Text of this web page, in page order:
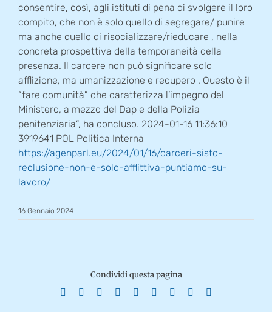
consentire, così, agli istituti di pena di svolgere il loro
compito, che non è solo quello di segregare/ punire
ma anche quello di risocializzare/rieducare , nella
concreta prospettiva della temporaneità della
presenza. Il carcere non può significare solo
afflizione, ma umanizzazione e recupero . Questo è il
“fare comunità” che caratterizza l’impegno del
Ministero, a mezzo del Dap e della Polizia
penitenziaria”, ha concluso. 2024-01-16 11:36:10
3919641 POL Politica Interna
https://agenparl.eu/2024/01/16/carceri-sisto-
reclusione-non-e-solo-afflittiva-puntiamo-su-
lavoro/
16 Gennaio 2024
Condividi questa pagina
Facebook Reddit LinkedInWhatsApp
TumblrPinterest